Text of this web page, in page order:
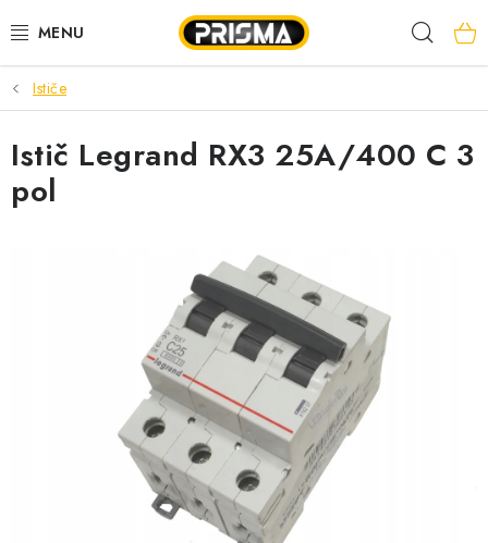
na
AKCIE
LED PÁSY
MODULÁRNE PRÍSTROJE
SVORKY, ROZBOČOVAČE A OSTATNÉ
BLESKOZVOD
BATÉRIE A NABÍJAČKY
Ističe
Istič Legrand RX3 25A/400 C 3
pol